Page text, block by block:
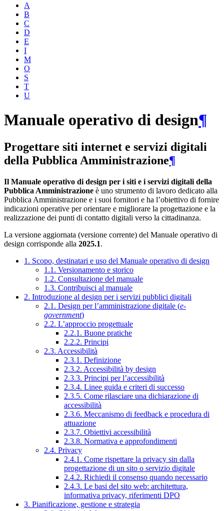
A
B
C
D
E
I
M
O
S
T
U
Manuale operativo di design¶
Progettare siti internet e servizi digitali
della Pubblica Amministrazione¶
Il Manuale operativo di design per i siti e i servizi digitali della
Pubblica Amministrazione è uno strumento di lavoro dedicato alla
Pubblica Amministrazione e i suoi fornitori e ha l’obiettivo di fornire
indicazioni operative per orientare e migliorare la progettazione e la
realizzazione dei punti di contatto digitali verso la cittadinanza.
La versione aggiornata (versione corrente) del Manuale operativo di
design corrisponde alla 2025.1.
1. Scopo, destinatari e uso del Manuale operativo di design
1.1. Versionamento e storico
1.2. Consultazione del manuale
1.3. Contribuisci al manuale
2. Introduzione al design per i servizi pubblici digitali
2.1. Design per l’amministrazione digitale (e-
government)
2.2. L’approccio progettuale
2.2.1. Buone pratiche
2.2.2. Principi
2.3. Accessibilità
2.3.1. Definizione
2.3.2. Accessibilità by design
2.3.3. Principi per l’accessibilità
2.3.4. Linee guida e criteri di successo
2.3.5. Come rilasciare una dichiarazione di
accessibilità
2.3.6. Meccanismo di feedback e procedura di
attuazione
2.3.7. Obiettivi accessibilità
2.3.8. Normativa e approfondimenti
2.4. Privacy
2.4.1. Come rispettare la privacy sin dalla
progettazione di un sito o servizio digitale
2.4.2. Richiedi il consenso quando necessario
2.4.3. Le basi del sito web: architettura,
informativa privacy, riferimenti DPO
3. Pianificazione, gestione e strategia